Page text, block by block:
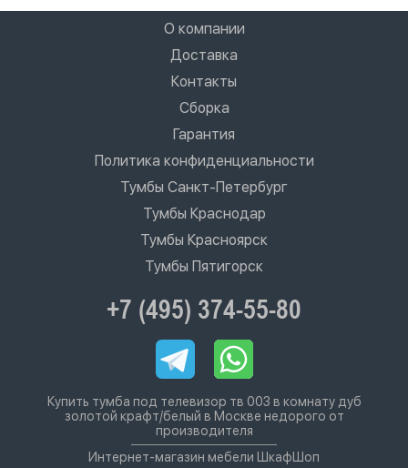
О компании
Доставка
Контакты
Сборка
Гарантия
Политика конфиденциальности
Тумбы Санкт-Петербург
Тумбы Краснодар
Тумбы Красноярск
Тумбы Пятигорск
+7 (495) 374-55-80
Купить тумба под телевизор тв 003 в комнату дуб
золотой крафт/белый в Москве недорого от
производителя
Интернет-магазин мебели ШкафШоп